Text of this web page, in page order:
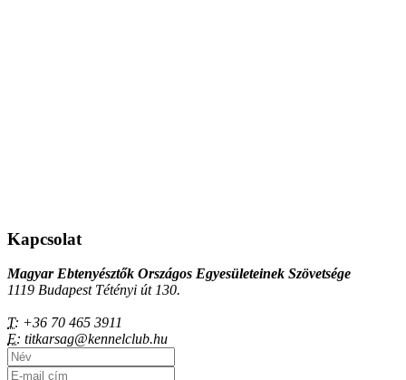
Kapcsolat
Magyar Ebtenyésztők Országos Egyesületeinek Szövetsége
1119 Budapest Tétényi út 130.
T: +36 70 465 3911
E: titkarsag@kennelclub.hu